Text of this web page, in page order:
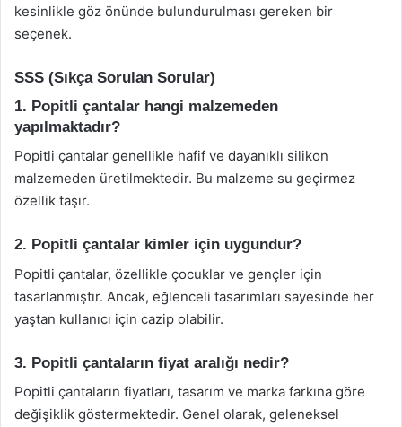
kesinlikle göz önünde bulundurulması gereken bir
seçenek.
SSS (Sıkça Sorulan Sorular)
1. Popitli çantalar hangi malzemeden
yapılmaktadır?
Popitli çantalar genellikle hafif ve dayanıklı silikon
malzemeden üretilmektedir. Bu malzeme su geçirmez
özellik taşır.
2. Popitli çantalar kimler için uygundur?
Popitli çantalar, özellikle çocuklar ve gençler için
tasarlanmıştır. Ancak, eğlenceli tasarımları sayesinde her
yaştan kullanıcı için cazip olabilir.
3. Popitli çantaların fiyat aralığı nedir?
Popitli çantaların fiyatları, tasarım ve marka farkına göre
değişiklik göstermektedir. Genel olarak, geleneksel